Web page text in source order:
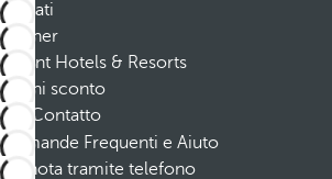
Affiliati
Partner
Dorint Hotels & Resorts
Buoni sconto
Contatto
Domande Frequenti e Aiuto
Prenota tramite telefono